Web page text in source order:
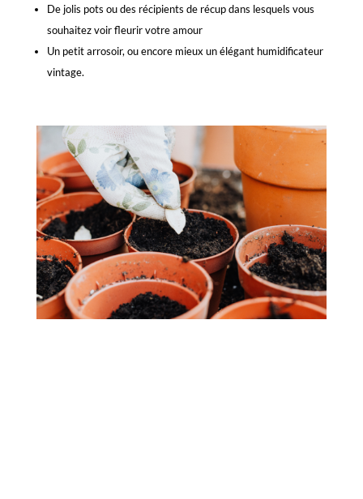
De jolis pots ou des récipients de récup dans lesquels vous
souhaitez voir fleurir votre amour
Un petit arrosoir, ou encore mieux un élégant humidificateur
vintage.